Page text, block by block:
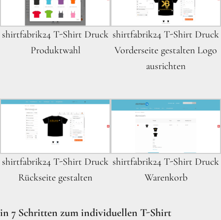
shirtfabrik24 T-Shirt Druck
Produktwahl
shirtfabrik24 T-Shirt Druck
Vorderseite gestalten Logo
ausrichten
shirtfabrik24 T-Shirt Druck
Rückseite gestalten
shirtfabrik24 T-Shirt Druck
Warenkorb
in 7 Schritten zum individuellen T-Shirt